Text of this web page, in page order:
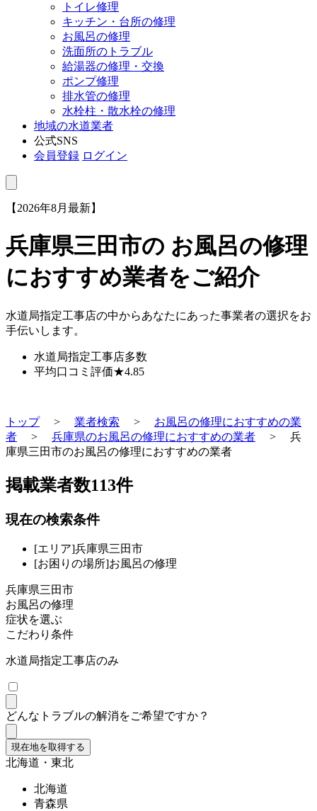
トイレ修理
キッチン・台所の修理
お風呂の修理
洗面所のトラブル
給湯器の修理・交換
ポンプ修理
排水管の修理
水栓柱・散水栓の修理
地域の水道業者
公式SNS
会員登録 ログイン
【2026年8月最新】
兵庫県三田市の お風呂の修理
におすすめ業者をご紹介
水道局指定工事店の中からあなたにあった事業者の選択をお
手伝いします。
水道局指定工事店多数
平均口コミ評価★4.85
トップ> 業者検索 > お風呂の修理におすすめの業
者 > 兵庫県のお風呂の修理におすすめの業者 > 兵
庫県三田市のお風呂の修理におすすめの業者
掲載業者数113件
現在の検索条件
[エリア]兵庫県三田市
[お困りの場所]お風呂の修理
兵庫県三田市
お風呂の修理
症状を選ぶ
こだわり条件
水道局指定工事店のみ
どんなトラブルの解消をご希望ですか？
現在地を取得する
北海道・東北
北海道
青森県